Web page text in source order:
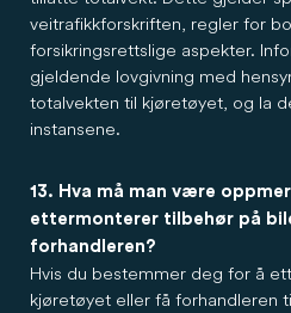
veitrafikkforskriften, regler for
forsikringsrettslige aspekter.
gjeldende lovgivning med
totalvekten til kjøretøyet, og la
instansene.
13. Hva må man være
ettermonterer tilbehør på
forhandleren?
Hvis du bestemmer deg for å
kjøretøyet eller få forhandleren